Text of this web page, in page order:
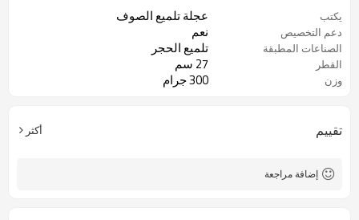
يكتب عجلة تلميع الصوف
دعم التخصيص نعم
الصناعات المطبقة تلميع الحجر
القطر 27 سم
وزن 300 جرام
تقييم أكثر
إضافة مراجعة